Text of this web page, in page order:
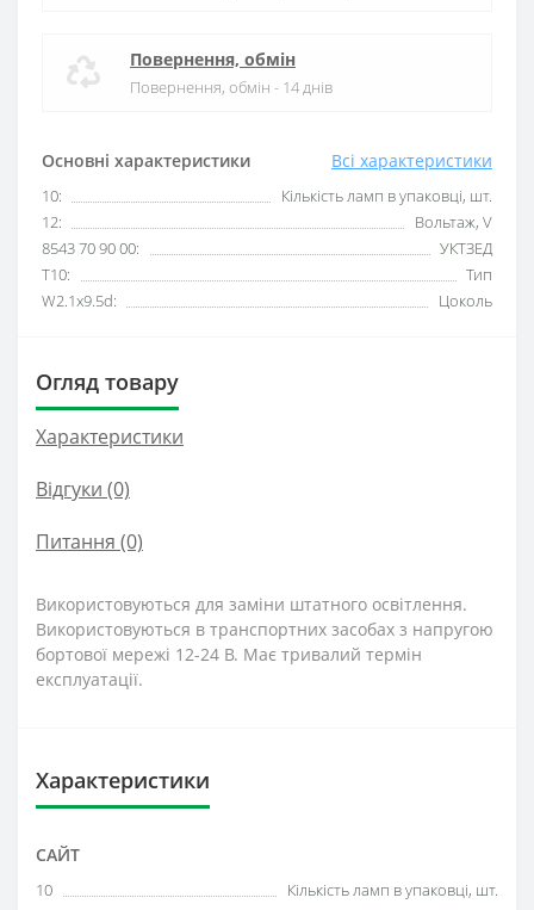
Основні характеристики Всі характеристики
10:
Кількість ламп в упаковці, шт.
12:
Вольтаж, V
8543 70 90 00:
УКТЗЕД
T10:
Тип
W2.1x9.5d:
Цоколь
Повернення, обмін
Повернення, обмін - 14 днів
Огляд товару
Характеристики
Відгуки (0)
Питання (0)
Використовуються для заміни штатного освітлення.
Використовуються в транспортних засобах з напругою
бортової мережі 12-24 В. Має тривалий термін
експлуатації.
Характеристики
САЙТ
10
Кількість ламп в упаковці, шт.